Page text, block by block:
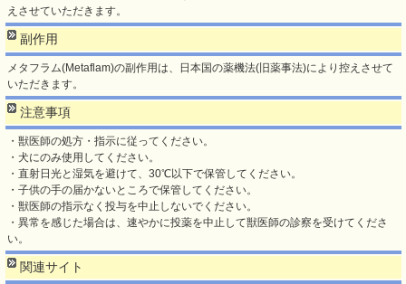
えさせていただきます。
副作用
メタフラム(Metaflam)の副作用は、日本国の薬機法(旧薬事法)により控えさせて
いただきます。
注意事項
・獣医師の処方・指示に従ってください。
・犬にのみ使用してください。
・直射日光と湿気を避けて、30℃以下で保管してください。
・子供の手の届かないところで保管してください。
・獣医師の指示なく投与を中止しないでください。
・異常を感じた場合は、速やかに投薬を中止して獣医師の診察を受けてくださ
い。
関連サイト